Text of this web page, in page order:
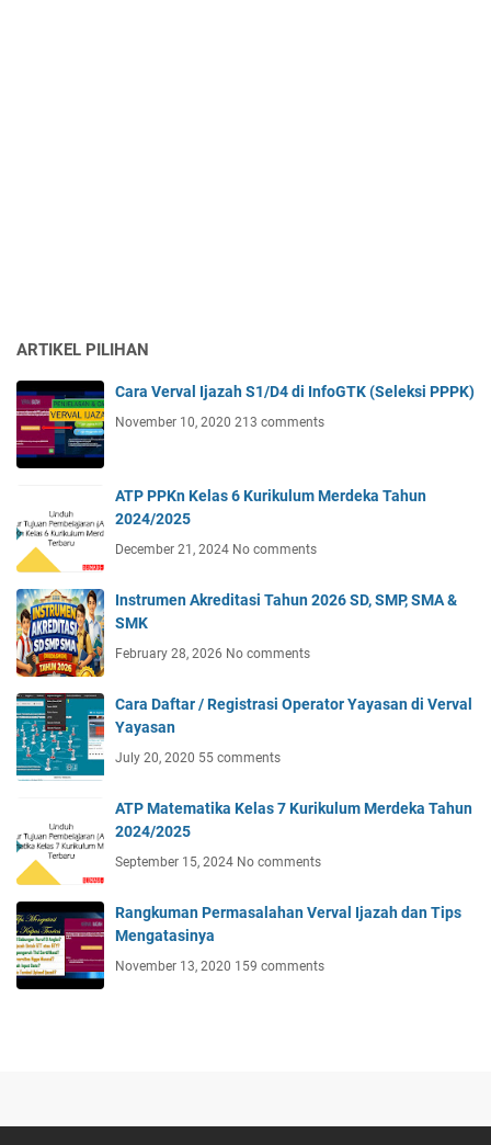
ARTIKEL PILIHAN
Cara Verval Ijazah S1/D4 di InfoGTK (Seleksi PPPK)
November 10, 2020 213 comments
ATP PPKn Kelas 6 Kurikulum Merdeka Tahun
2024/2025
December 21, 2024 No comments
Instrumen Akreditasi Tahun 2026 SD, SMP, SMA &
SMK
February 28, 2026 No comments
Cara Daftar / Registrasi Operator Yayasan di Verval
Yayasan
July 20, 2020 55 comments
ATP Matematika Kelas 7 Kurikulum Merdeka Tahun
2024/2025
September 15, 2024 No comments
Rangkuman Permasalahan Verval Ijazah dan Tips
Mengatasinya
November 13, 2020 159 comments